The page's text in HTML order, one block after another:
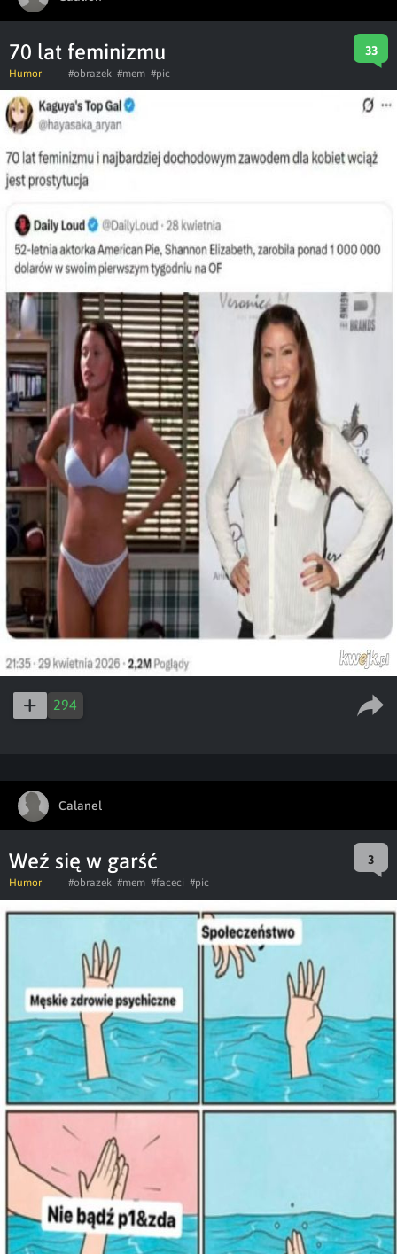
70 lat feminizmu 33
Humor #obrazek #mem #pic
294
Calanel
Weź się w garść 3
Humor #obrazek #mem #faceci #pic